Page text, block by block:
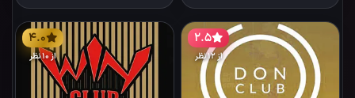
2.5
از 12 نظر
4.0
از 10 نظر